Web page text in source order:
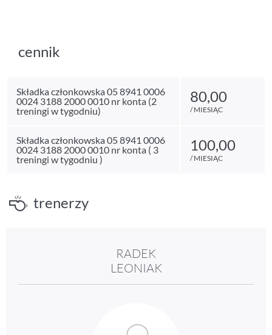
cennik
Składka członkowska 05 8941 0006
0024 3188 2000 0010 nr konta (2
treningi w tygodniu)
80,00
/ MIESIĄC
Składka członkowska 05 8941 0006
0024 3188 2000 0010 nr konta ( 3
treningi w tygodniu )
100,00
/ MIESIĄC
trenerzy
RADEK
LEONIAK